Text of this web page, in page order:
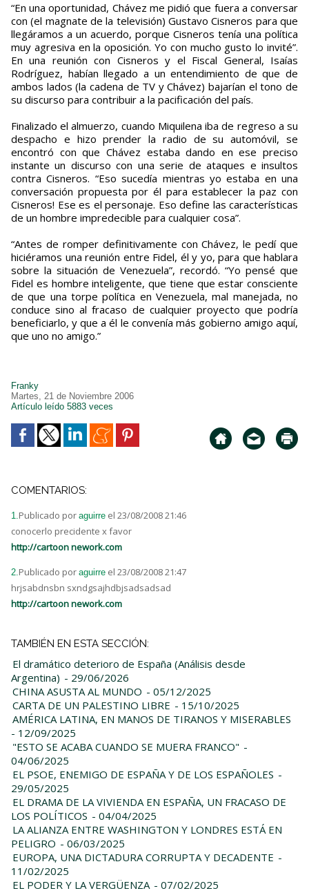
“En una oportunidad, Chávez me pidió que fuera a conversar
con (el magnate de la televisión) Gustavo Cisneros para que
llegáramos a un acuerdo, porque Cisneros tenía una política
muy agresiva en la oposición. Yo con mucho gusto lo invité”.
En una reunión con Cisneros y el Fiscal General, Isaías
Rodríguez, habían llegado a un entendimiento de que de
ambos lados (la cadena de TV y Chávez) bajarían el tono de
su discurso para contribuir a la pacificación del país.
Finalizado el almuerzo, cuando Miquilena iba de regreso a su
despacho e hizo prender la radio de su automóvil, se
encontró con que Chávez estaba dando en ese preciso
instante un discurso con una serie de ataques e insultos
contra Cisneros. “Eso sucedía mientras yo estaba en una
conversación propuesta por él para establecer la paz con
Cisneros! Ese es el personaje. Eso define las características
de un hombre impredecible para cualquier cosa”.
“Antes de romper definitivamente con Chávez, le pedí que
hiciéramos una reunión entre Fidel, él y yo, para que hablara
sobre la situación de Venezuela”, recordó. “Yo pensé que
Fidel es hombre inteligente, que tiene que estar consciente
de que una torpe política en Venezuela, mal manejada, no
conduce sino al fracaso de cualquier proyecto que podría
beneficiarlo, y que a él le convenía más gobierno amigo aquí,
que uno no amigo.”
Franky
Martes, 21 de Noviembre 2006
Artículo leído 5883 veces
COMENTARIOS:
1.Publicado por aguirre el 23/08/2008 21:46
conocerlo precidente x favor
http://cartoon nework.com
2.Publicado por aguirre el 23/08/2008 21:47
hrjsabdnsbn sxndgsajhdbjsadsadsad
http://cartoon nework.com
TAMBIÉN EN ESTA SECCIÓN:
El dramático deterioro de España (Análisis desde
Argentina) - 29/06/2026
CHINA ASUSTA AL MUNDO - 05/12/2025
CARTA DE UN PALESTINO LIBRE - 15/10/2025
AMÉRICA LATINA, EN MANOS DE TIRANOS Y MISERABLES
- 12/09/2025
"ESTO SE ACABA CUANDO SE MUERA FRANCO" -
04/06/2025
EL PSOE, ENEMIGO DE ESPAÑA Y DE LOS ESPAÑOLES -
29/05/2025
EL DRAMA DE LA VIVIENDA EN ESPAÑA, UN FRACASO DE
LOS POLÍTICOS - 04/04/2025
LA ALIANZA ENTRE WASHINGTON Y LONDRES ESTÁ EN
PELIGRO - 06/03/2025
EUROPA, UNA DICTADURA CORRUPTA Y DECADENTE -
11/02/2025
EL PODER Y LA VERGÜENZA - 07/02/2025